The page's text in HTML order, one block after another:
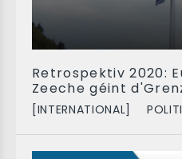
Retrospektiv 2020:
Zeeche géint
[INTERNATIONAL]